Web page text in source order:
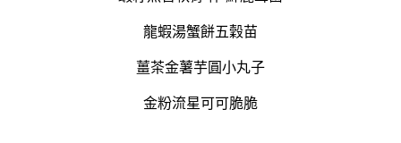
龍蝦湯蟹餅五穀苗
薑茶金薯芋圓小丸子
金粉流星可可脆脆